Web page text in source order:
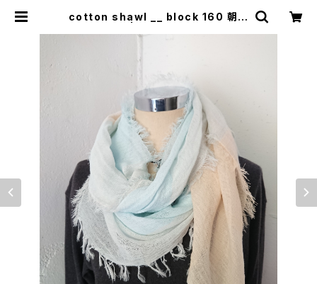
cotton shawl __ block 160 朝朗